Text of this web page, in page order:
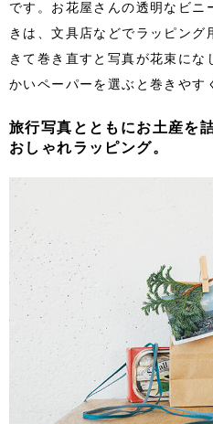
です。お花屋さんの透明なビニ
きは、文具店などでラッピング
きて巻き直すと写真が花束にな
かいペーパーを選ぶと巻きやす
旅行写真とともにお土産を
おしゃれラッピング。